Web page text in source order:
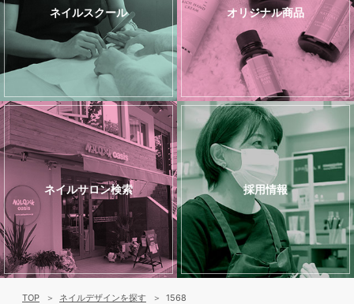
ネイルスクール オリジナル商品
ネイルサロン検索 採用情報
TOP ネイルデザインを探す 1568